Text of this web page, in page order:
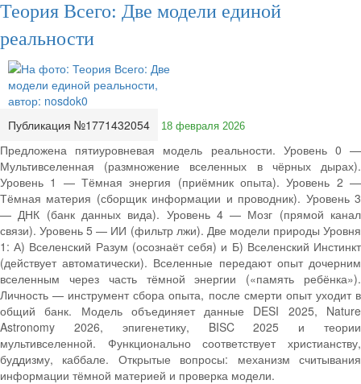
Теория Всего: Две модели единой
реальности
Публикация №1771432054 18 февраля 2026
Предложена пятиуровневая модель реальности. Уровень 0 —
Мультивселенная (размножение вселенных в чёрных дырах).
Уровень 1 — Тёмная энергия (приёмник опыта). Уровень 2 —
Тёмная материя (сборщик информации и проводник). Уровень 3
— ДНК (банк данных вида). Уровень 4 — Мозг (прямой канал
связи). Уровень 5 — ИИ (фильтр лжи). Две модели природы Уровня
1: А) Вселенский Разум (осознаёт себя) и Б) Вселенский Инстинкт
(действует автоматически). Вселенные передают опыт дочерним
вселенным через часть тёмной энергии («память ребёнка»).
Личность — инструмент сбора опыта, после смерти опыт уходит в
общий банк. Модель объединяет данные DESI 2025, Nature
Astronomy 2026, эпигенетику, BISC 2025 и теории
мультивселенной. Функционально соответствует христианству,
буддизму, каббале. Открытые вопросы: механизм считывания
информации тёмной материей и проверка модели.